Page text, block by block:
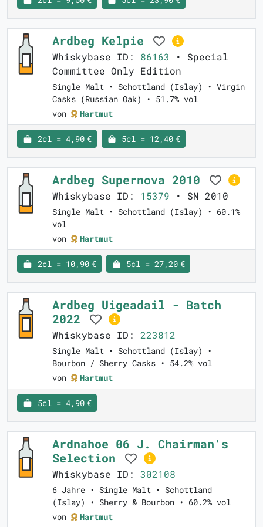
Ardbeg Kelpie
Whiskybase ID: 86163 • Special
Committee Only Edition
Single Malt • Schottland (Islay) • Virgin
Casks (Russian Oak) • 51.7% vol
von
Hartmut
2cl = 4,90 € 5cl = 12,40 €
Ardbeg Supernova 2010
Whiskybase ID: 15379 • SN 2010
Single Malt • Schottland (Islay) • 60.1%
vol
von
Hartmut
2cl = 10,90 € 5cl = 27,20 €
Ardbeg Uigeadail - Batch
2022
Whiskybase ID: 223812
Single Malt • Schottland (Islay) •
Bourbon / Sherry Casks • 54.2% vol
von
Hartmut
5cl = 4,90 €
Ardnahoe 06 J. Chairman's
Selection
Whiskybase ID: 302108
6 Jahre • Single Malt • Schottland
(Islay) • Sherry & Bourbon • 60.2% vol
von
Hartmut